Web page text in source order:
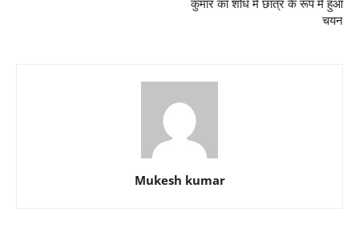
कुमार का शोध में छात्र के रूप में हुआ
चयन
Mukesh kumar